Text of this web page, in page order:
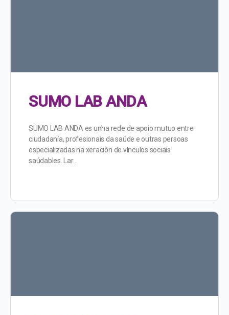
SUMO LAB ANDA
SUMO LAB ANDA es unha rede de apoio mutuo entre
ciudadanía, profesionais da saúde e outras persoas
especializadas na xeración de vínculos sociais
saúdables. Lar…